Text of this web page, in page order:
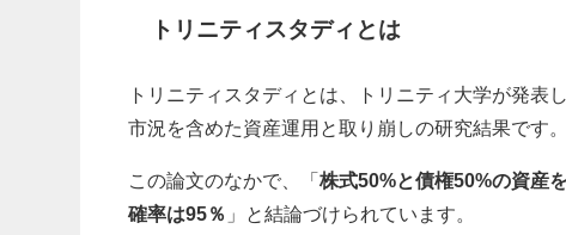
トリニティスタディとは
トリニティスタディとは、 トリニティ大学が発表
市況を含めた資産運用と取り崩しの研究結果です。
この論文のなかで、「株式50%と債権50%の資産
確率は95％ 」と結論づけられています。